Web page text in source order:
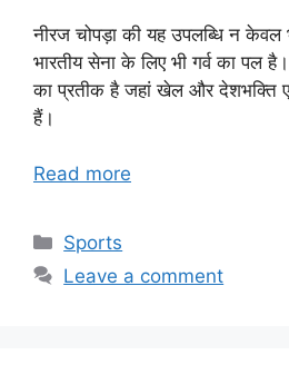
नीरज चोपड़ा की यह उपलब्धि न केवल
भारतीय सेना के लिए भी गर्व का पल
का प्रतीक है जहां खेल और देशभक्ति
हैं।
Read more
Categories
Sports
Leave a comment